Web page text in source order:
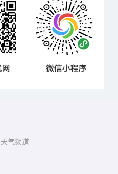
气频道